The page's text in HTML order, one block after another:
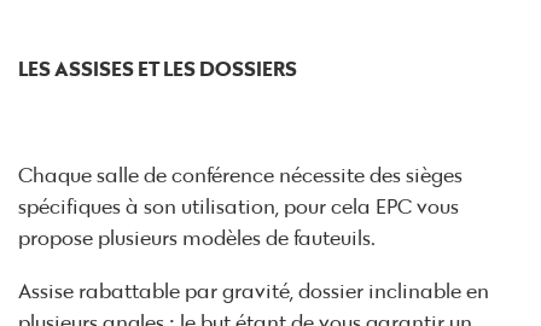
LES ASSISES ET LES DOSSIERS
Chaque salle de conférence nécessite des sièges
spécifiques à son utilisation, pour cela EPC vous
propose plusieurs modèles de fauteuils.
Assise rabattable par gravité, dossier inclinable en